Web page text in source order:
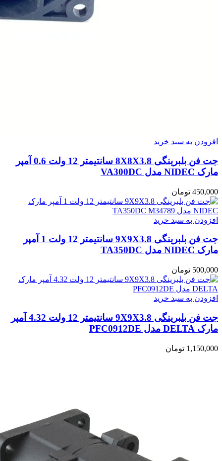
افزودن به سبد خرید
جت فن بلبرینگی 8X8X3.8 سانتیمتر 12 ولت 0.6 آمپر
مارک NIDEC مدل VA300DC
450,000 تومان
افزودن به سبد خرید
جت فن بلبرینگی 9X9X3.8 سانتیمتر 12 ولت 1 آمپر
مارک NIDEC مدل TA350DC
500,000 تومان
افزودن به سبد خرید
جت فن بلبرینگی 9X9X3.8 سانتیمتر 12 ولت 4.32 آمپر
مارک DELTA مدل PFC0912DE
1,150,000 تومان